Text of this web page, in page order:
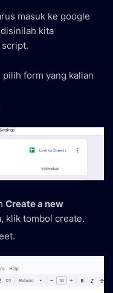
masuk ke google
kita
form yang kalian
Create a new
klik tombol create.